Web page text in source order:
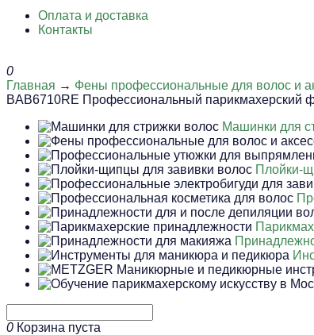
Оплата и доставка
Контакты
0
Главная → Фены профессиональные для волос и
BAB6710RE Профессиональный парикмахерский
Машинки для
Плойки-
0 Корзина пуста